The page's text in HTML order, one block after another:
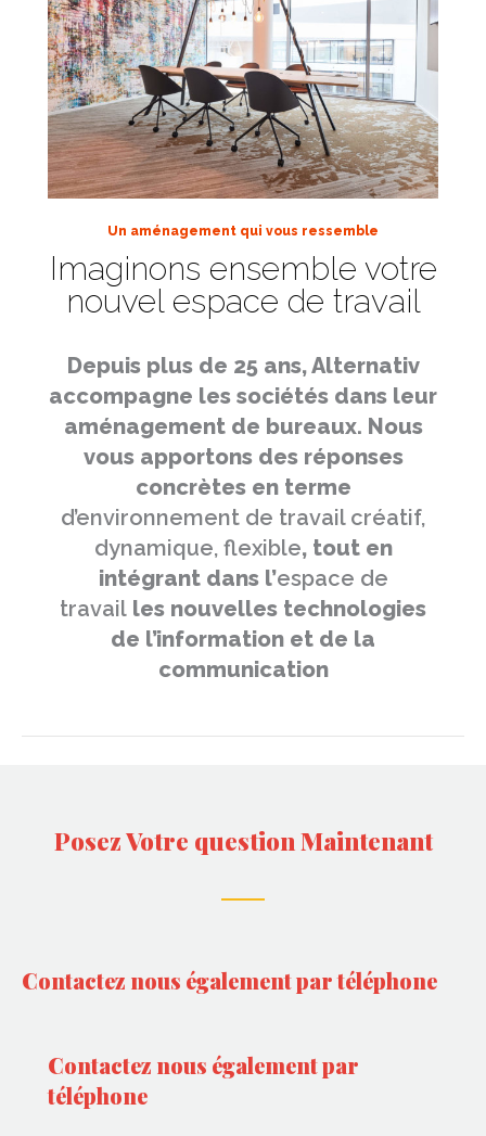
Un aménagement qui vous ressemble
Imaginons ensemble votre
nouvel espace de travail
Depuis plus de 25 ans, Alternativ
accompagne les sociétés dans leur
aménagement de bureaux. Nous
vous apportons des réponses
concrètes en terme
d’environnement de travail créatif,
dynamique, flexible, tout en
intégrant dans l’espace de
les nouvelles technologies
Posez Votre question Maintenant